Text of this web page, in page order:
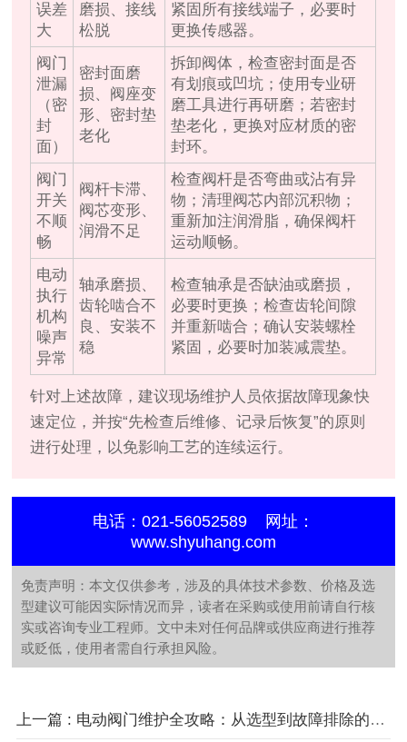
误差
大
磨损、接线
松脱
紧固所有接线端子，必要时
更换传感器。
阀门
泄漏
（密
封
面）
密封面磨
损、阀座变
形、密封垫
老化
拆卸阀体，检查密封面是否
有划痕或凹坑；使用专业研
磨工具进行再研磨；若密封
垫老化，更换对应材质的密
封环。
阀门
开关
不顺
畅
阀杆卡滞、
阀芯变形、
润滑不足
检查阀杆是否弯曲或沾有异
物；清理阀芯内部沉积物；
重新加注润滑脂，确保阀杆
运动顺畅。
电动
执行
机构
噪声
异常
轴承磨损、
齿轮啮合不
良、安装不
稳
检查轴承是否缺油或磨损，
必要时更换；检查齿轮间隙
并重新啮合；确认安装螺栓
紧固，必要时加装减震垫。
针对上述故障，建议现场维护人员依据故障现象快
速定位，并按“先检查后维修、记录后恢复”的原则
进行处理，以免影响工艺的连续运行。
电话：021-56052589 网址：
www.shyuhang.com
免责声明：本文仅供参考，涉及的具体技术参数、价格及选
型建议可能因实际情况而异，读者在采购或使用前请自行核
实或咨询专业工程师。文中未对任何品牌或供应商进行推荐
或贬低，使用者需自行承担风险。
上一篇 : 电动阀门维护全攻略：从选型到故障排除的完整指南